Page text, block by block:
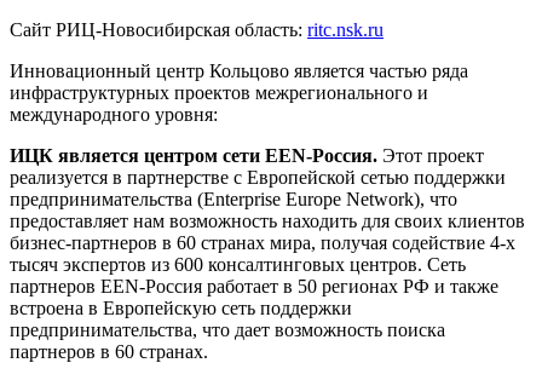
Сайт РИЦ-Новосибирская область: ritc.nsk.ru
Инновационный центр Кольцово является частью ряда
инфраструктурных проектов межрегионального и
международного уровня:
ИЦК является центром сети EEN-Россия. Этот проект
реализуется в партнерстве с Европейской сетью поддержки
предпринимательства (Enterprise Europe Network), что
предоставляет нам возможность находить для своих клиентов
бизнес-партнеров в 60 странах мира, получая содействие 4-х
тысяч экспертов из 600 консалтинговых центров. Сеть
партнеров EEN-Россия работает в 50 регионах РФ и также
встроена в Европейскую сеть поддержки
предпринимательства, что дает возможность поиска
партнеров в 60 странах.